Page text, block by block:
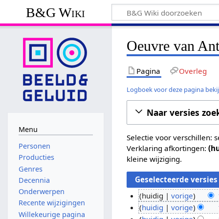
B&G Wiki
Oeuvre van
Pagina Overleg
Logboek voor deze pagina
Naar versies
Selectie voor verschillen:
Verklaring afkortingen:
kleine wijziging.
1
huidig vorige
G
e
huidig vorige
Menu
Personen
Producties
Genres
Decennia
Onderwerpen
Recente wijzigingen
Willekeurige pagina